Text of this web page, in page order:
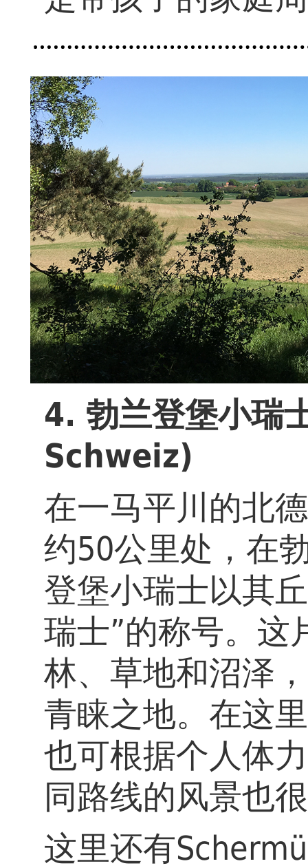
4. 勃兰登堡小瑞
Schweiz)
在一马平川的北
约50公里处，在
登堡小瑞士以其
瑞士”的称号。这
林、草地和沼泽
青睐之地。在这
也可根据个人体
同路线的风景也
这里还有